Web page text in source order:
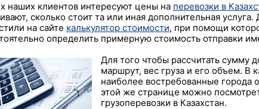
наших клиентов интересуют цены на перевозки в
сколько стоит та или иная дополнительная
на сайте калькулятор стоимости, при помощи
определить примерную стоимость отправки
Для того чтобы рассчитать сумму
маршрут, вес груза и его объем. В
наиболее востребованные города
этой же странице можно
грузоперевозки в Казахстан.